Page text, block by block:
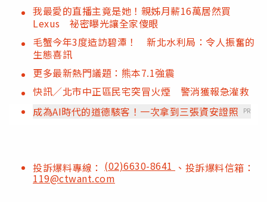
我最愛的直播主竟是她！親姊月薪16萬居然買
Lexus 祕密曝光讓全家傻眼
毛蟹今年3度造訪碧潭！ 新北水利局：令人振奮的
生態喜訊
更多最新熱門議題：熊本7.1強震
快訊／北市中正區民宅突冒火煙 警消獲報急灌救
成為AI時代的道德駭客！一次拿到三張資安證照
PR
投訴爆料專線： (02)6630-8641 、投訴爆料信箱：
119@ctwant.com